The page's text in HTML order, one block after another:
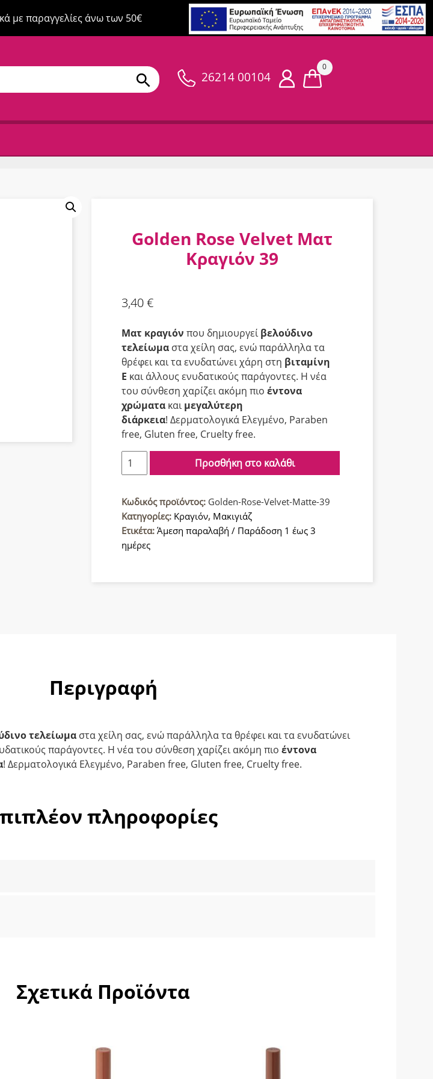
με παραγγελίες άνω των 50€
26214 00104
0
Golden Rose Velvet Ματ
Κραγιόν 39
3,40€
Ματ κραγιόν που δημιουργείβελούδινο
τελείωμα στα χείλη σας, ενώ παράλληλα τα
θρέφει και τα ενυδατώνει χάρη στη βιταμίνη
Ε και άλλους ενυδατικούς παράγοντες. Η νέα
του σύνθεση χαρίζει ακόμη πιο έντονα
χρώματα καιμεγαλύτερη
διάρκεια! Δερματολογικά Ελεγμένο, Paraben
free, Gluten free, Cruelty free.
Golden
Rose
Ματ
Κραγιόν
39
ποσότητα
Προσθήκη στο καλάθι
Κωδικός προϊόντος: Golden-Rose-Velvet-Matte-39
Κατηγορίες: Κραγιόν, Μακιγιάζ
Ετικέτα: Άμεση παραλαβή / Παράδοση 1 έως 3
ημέρες
Περιγραφή
τελείωμα στα χείλη σας, ενώ παράλληλα τα θρέφει και τα ενυδατώνει
παράγοντες. Η νέα του σύνθεση χαρίζει ακόμη πιο έντονα
! Δερματολογικά Ελεγμένο, Paraben free, Gluten free, Cruelty free.
πληροφορίες
Σχετικά Προϊόντα